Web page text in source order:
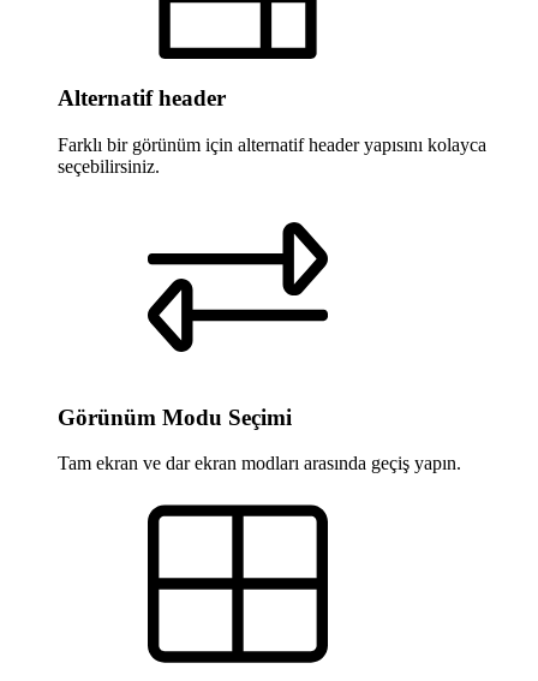
Alternatif header
Farklı bir görünüm için alternatif header yapısını kolayca
seçebilirsiniz.
Görünüm Modu Seçimi
Tam ekran ve dar ekran modları arasında geçiş yapın.